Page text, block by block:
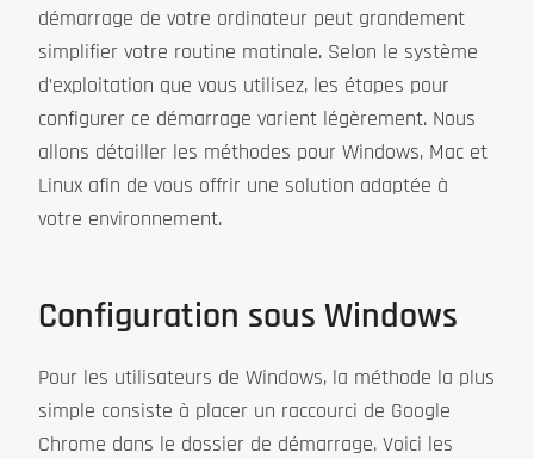
démarrage de votre ordinateur peut grandement
simplifier votre routine matinale. Selon le système
d’exploitation que vous utilisez, les étapes pour
configurer ce démarrage varient légèrement. Nous
allons détailler les méthodes pour Windows, Mac et
Linux afin de vous offrir une solution adaptée à
votre environnement.
Configuration sous Windows
Pour les utilisateurs de Windows, la méthode la plus
simple consiste à placer un raccourci de Google
Chrome dans le dossier de démarrage. Voici les